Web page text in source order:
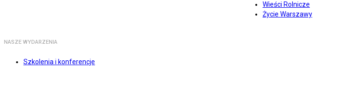
Wieści Rolnicze
Życie Warszawy
NASZE WYDARZENIA
Szkolenia i konferencje